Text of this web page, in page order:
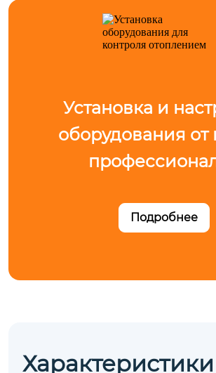
Установка и
оборудования
Подробнее